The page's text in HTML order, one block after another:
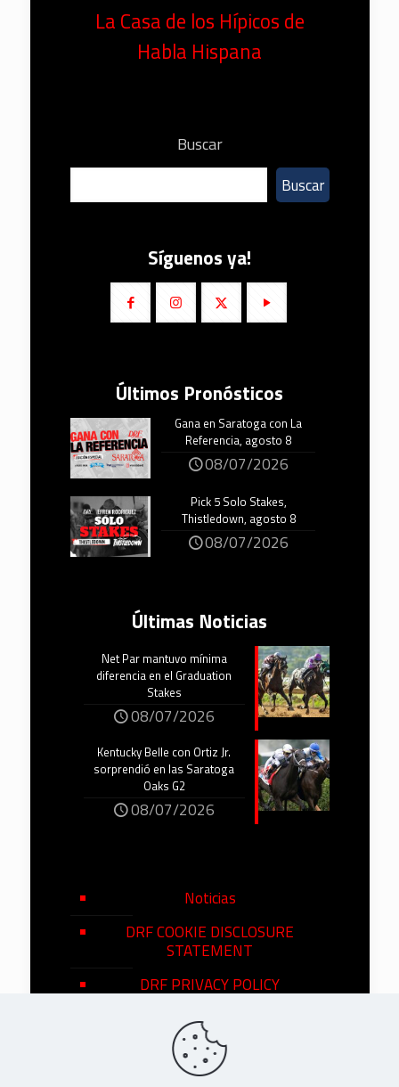
La Casa de los Hípicos de
Habla Hispana
Buscar
Buscar
Síguenos ya!
Últimos Pronósticos
Gana en Saratoga con La
Referencia, agosto 8
08/07/2026
Pick 5 Solo Stakes,
Thistledown, agosto 8
08/07/2026
Últimas Noticias
Net Par mantuvo mínima
diferencia en el Graduation
Stakes
08/07/2026
Kentucky Belle con Ortiz Jr.
sorprendió en las Saratoga
Oaks G2
08/07/2026
Noticias
DRF COOKIE DISCLOSURE
STATEMENT
DRF PRIVACY POLICY